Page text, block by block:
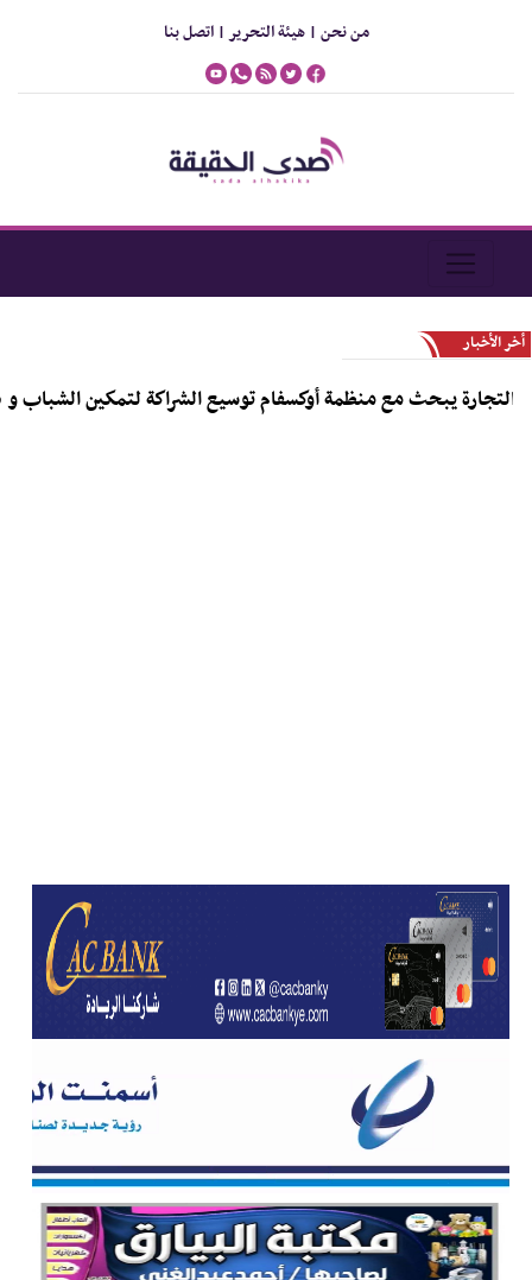
من نحن |هيئة التحرير |اتصل بنا
أخر الأخبار
يبحث مع منظمة أوكسفام توسيع الشراكة لتمكين الشباب و دعم